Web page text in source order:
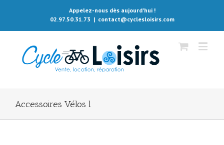
Appelez-nous dès aujourd'hui !
02.97.50.31.73 | contact@cyclesloisirs.com
Accessoires Vélos l